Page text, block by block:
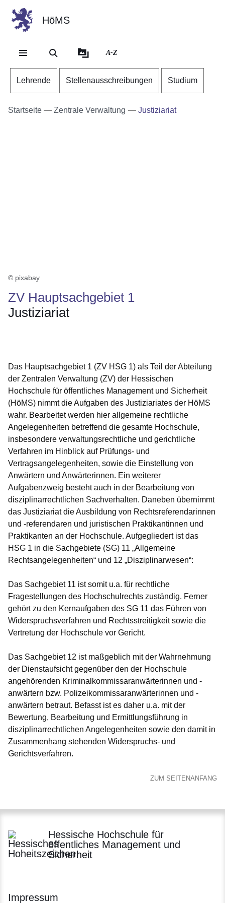
HöMS
A-Z
Lehrende Stellenausschreibungen Studium
Startseite Zentrale Verwaltung Justiziariat
© pixabay
ZV Hauptsachgebiet 1
Justiziariat
Das Hauptsachgebiet 1 (ZV HSG 1) als Teil der Abteilung
der Zentralen Verwaltung (ZV) der Hessischen
Hochschule für öffentliches Management und Sicherheit
(HöMS) nimmt die Aufgaben des Justiziariates der HöMS
wahr. Bearbeitet werden hier allgemeine rechtliche
Angelegenheiten betreffend die gesamte Hochschule,
insbesondere verwaltungsrechtliche und gerichtliche
Verfahren im Hinblick auf Prüfungs- und
Vertragsangelegenheiten, sowie die Einstellung von
Anwärtern und Anwärterinnen. Ein weiterer
Aufgabenzweig besteht auch in der Bearbeitung von
disziplinarrechtlichen Sachverhalten. Daneben übernimmt
das Justiziariat die Ausbildung von Rechtsreferendarinnen
und -referendaren und juristischen Praktikantinnen und
Praktikanten an der Hochschule. Aufgegliedert ist das
HSG 1 in die Sachgebiete (SG) 11 „Allgemeine
Rechtsangelegenheiten“ und 12 „Disziplinarwesen“:
Das Sachgebiet 11 ist somit u.a. für rechtliche
Fragestellungen des Hochschulrechts zuständig. Ferner
gehört zu den Kernaufgaben des SG 11 das Führen von
Widerspruchsverfahren und Rechtsstreitigkeit sowie die
Vertretung der Hochschule vor Gericht.
Das Sachgebiet 12 ist maßgeblich mit der Wahrnehmung
der Dienstaufsicht gegenüber den der Hochschule
angehörenden Kriminalkommissaranwärterinnen und -
anwärtern bzw. Polizeikommissaranwärterinnen und -
anwärtern betraut. Befasst ist es daher u.a. mit der
Bewertung, Bearbeitung und Ermittlungsführung in
disziplinarrechtlichen Angelegenheiten sowie den damit in
Zusammenhang stehenden Widerspruchs- und
Gerichtsverfahren.
ZUM SEITENANFANG
Hessische Hochschule für
öffentliches Management und
Sicherheit
Impressum